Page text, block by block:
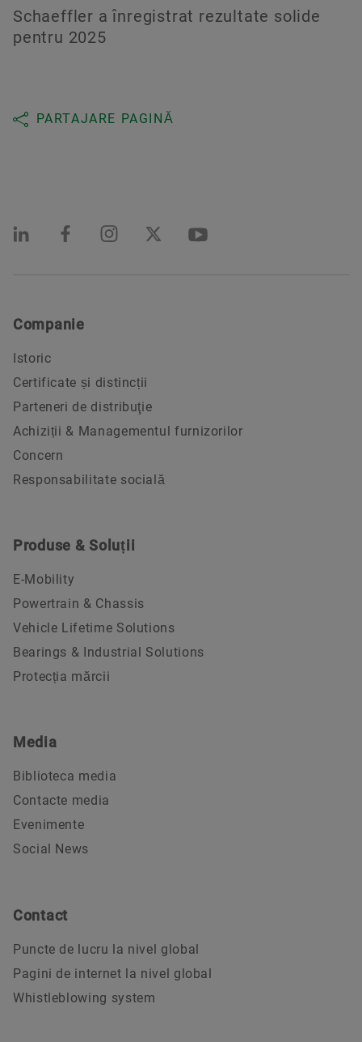
Schaeffler a înregistrat rezultate solide
pentru 2025
PARTAJARE PAGINĂ
Companie
Istoric
Certificate și distincții
Parteneri de distribuţie
Achiziții & Managementul furnizorilor
Concern
Responsabilitate socială
Produse & Soluții
E-Mobility
Powertrain & Chassis
Vehicle Lifetime Solutions
Bearings & Industrial Solutions
Protecția mărcii
Media
Biblioteca media
Contacte media
Evenimente
Social News
Contact
Puncte de lucru la nivel global
Pagini de internet la nivel global
Whistleblowing system